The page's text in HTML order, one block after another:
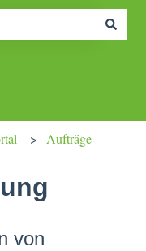
Aufträge
von